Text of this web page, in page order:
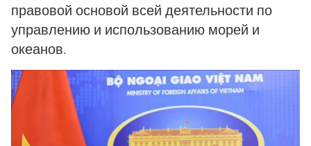
правовой основой всей деятельности по
управлению и использованию морей и
океанов.